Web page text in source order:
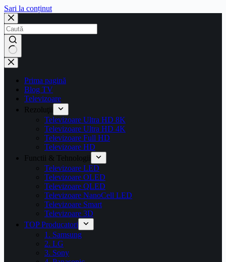
Sari la conținut
Prima pagină
Blog TV
Televizoare
Rezoluţii
Televizoare Ultra HD 8K
Televizoare Ultra HD 4K
Televizoare Full HD
Televizoare HD
Functii & Tehnologii
Televizoare LED
Televizoare OLED
Televizoare QLED
Televizoare NanoCell LED
Televizoare Smart
Televizoare 3D
TOP Producatori
1. Samsung
2. LG
3. Sony